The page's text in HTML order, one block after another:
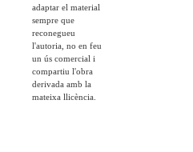
adaptar el material
sempre que
reconegueu
l'autoria, no en feu
un ús comercial i
compartiu l'obra
derivada amb la
mateixa llicència.